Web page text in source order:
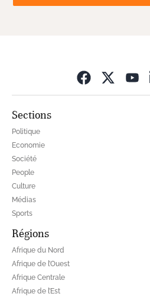
Sections
Politique
Economie
Société
People
Culture
Médias
Sports
Régions
Afrique du Nord
Afrique de l’Ouest
Afrique Centrale
Afrique de l’Est